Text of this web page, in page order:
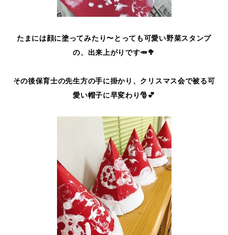
たまには顔に塗ってみたり〜とっても可愛い野菜スタンプ
の、出来上がりです🥕🥦
その後保育士の先生方の手に掛かり、クリスマス会で被る可
愛い帽子に早変わり🎅💕